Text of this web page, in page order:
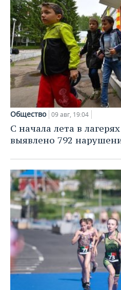
Общество 09 авг, 19:04
С начала лета в
выявлено 792